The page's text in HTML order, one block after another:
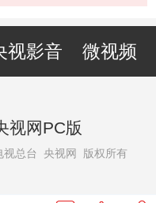
视影音 微视频
视网PC版
视总台 央视网 版权所有